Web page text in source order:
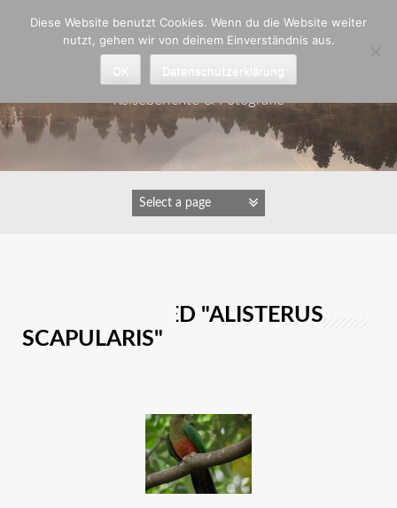
Astrid Padberg
Reiseberichte & Fotografie
IMAGES TAGGED "ALISTERUS
SCAPULARIS"
Diese Website benutzt Cookies. Wenn du die Website weiter
nutzt, gehen wir von deinem Einverständnis aus.